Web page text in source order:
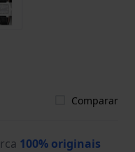
Comparar
100% originais